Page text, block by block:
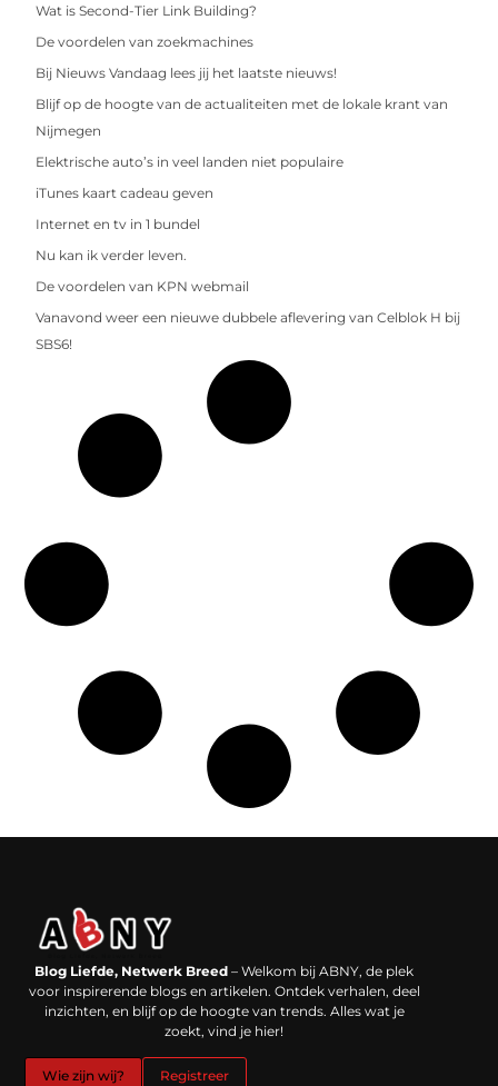
Wat is Second-Tier Link Building?
De voordelen van zoekmachines
Bij Nieuws Vandaag lees jij het laatste nieuws!
Blijf op de hoogte van de actualiteiten met de lokale krant van
Nijmegen
Elektrische auto’s in veel landen niet populaire
iTunes kaart cadeau geven
Internet en tv in 1 bundel
Nu kan ik verder leven.
De voordelen van KPN webmail
Vanavond weer een nieuwe dubbele aflevering van Celblok H bij
SBS6!
Blog Liefde, Netwerk Breed – Welkom bij ABNY, de plek
voor inspirerende blogs en artikelen. Ontdek verhalen, deel
inzichten, en blijf op de hoogte van trends. Alles wat je
zoekt, vind je hier!
Wie zijn wij? Registreer